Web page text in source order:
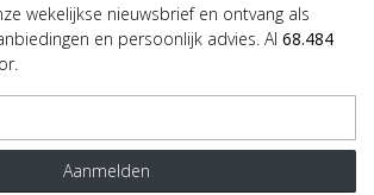
wekelijkse nieuwsbrief en ontvang als
en persoonlijk advies. Al 68.484
Aanmelden